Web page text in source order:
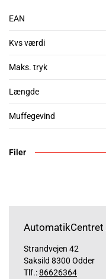
EAN
Kvs værdi
Maks. tryk
Længde
Muffegevind
Filer
AutomatikCentret
Strandvejen 42
Saksild 8300 Odder
Tlf.:86626364